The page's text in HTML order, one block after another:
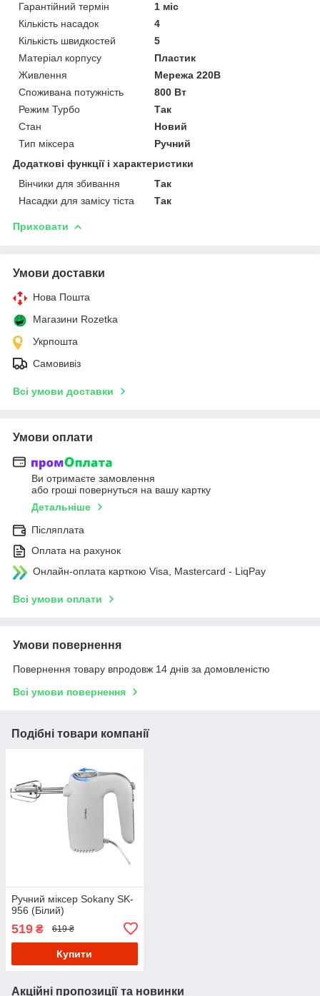
Гарантійний термін
1 міс
Кількість насадок
4
Кількість швидкостей
5
Матеріал корпусу
Пластик
Живлення
Мережа 220В
Споживана потужність
800 Вт
Режим Турбо
Так
Стан
Новий
Тип міксера
Ручний
Додаткові функції і характеристики
Вінчики для збивання
Так
Насадки для замісу тіста
Так
Приховати
Умови доставки
Нова Пошта
Магазини Rozetka
Укрпошта
Самовивіз
Всі умови доставки
Умови оплати
Ви отримаєте замовлення
або гроші повернуться на вашу картку
Детальніше
Післяплата
Оплата на рахунок
Онлайн-оплата карткою Visa, Mastercard - LiqPay
Всі умови оплати
Умови повернення
Повернення товару впродовж 14 днів за домовленістю
Всі умови повернення
Подібні товари компанії
Ручний міксер Sokany SK-
956 (Білий)
519 ₴ 619 ₴
Купити
Акційні пропозиції та новинки